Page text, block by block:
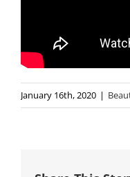
January 16th, 2020 |